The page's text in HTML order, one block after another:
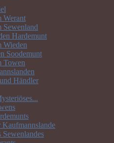
Werant
Sewenland
Hardemunt
Wieden
Soodemunt
Towen
Händler